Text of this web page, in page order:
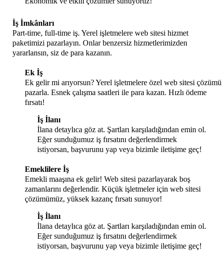
İş İmkânları
Part-time, full-time iş. Yerel işletmelere web sitesi hizmet
paketimizi pazarlayın. Onlar benzersiz hizmetlerimizden
yararlansın, siz de para kazanın.
Ek İş
Ek gelir mi arıyorsun? Yerel işletmelere özel web sitesi çözümü
pazarla. Esnek çalışma saatleri ile para kazan. Hızlı ödeme
fırsatı!
İş İlanı
İlana detaylıca göz at. Şartları karşıladığından emin ol.
Eğer sunduğumuz iş fırsatını değerlendirmek
istiyorsan, başvurunu yap veya bizimle iletişime geç!
Emeklilere İş
Emekli maaşına ek gelir! Web sitesi pazarlayarak boş
zamanlarını değerlendir. Küçük işletmeler için web sitesi
çözümümüz, yüksek kazanç fırsatı sunuyor!
İş İlanı
İlana detaylıca göz at. Şartları karşıladığından emin ol.
Eğer sunduğumuz iş fırsatını değerlendirmek
istiyorsan, başvurunu yap veya bizimle iletişime geç!